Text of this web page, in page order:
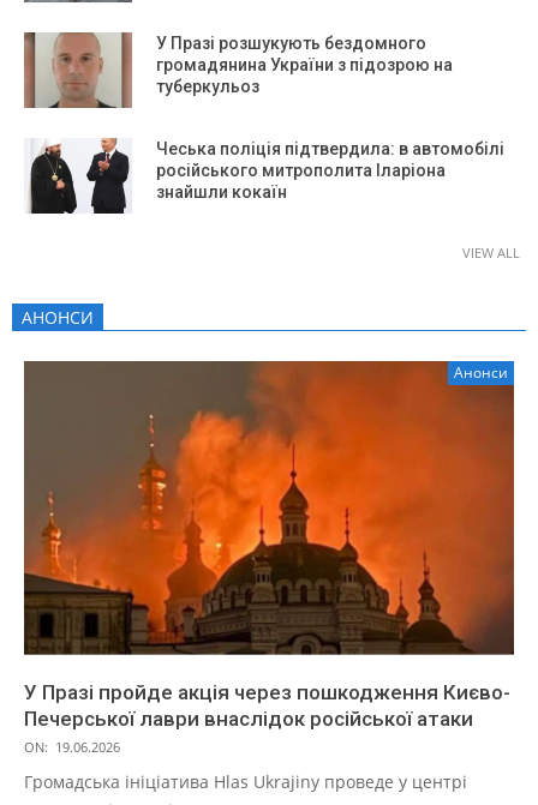
У Празі розшукують бездомного
громадянина України з підозрою на
туберкульоз
Чеська поліція підтвердила: в автомобілі
російського митрополита Іларіона
знайшли кокаїн
VIEW ALL
АНОНСИ
Анонси
У Празі пройде акція через пошкодження Києво-
Печерської лаври внаслідок російської атаки
ON: 19.06.2026
Громадська ініціатива Hlas Ukrajiny проведе у центрі